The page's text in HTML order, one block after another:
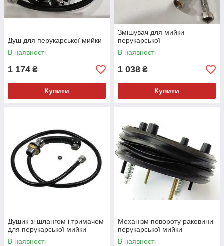
Душ для перукарської мийки
В наявності
1 174 ₴
Купити
Змішувач для мийки
перукарської
В наявності
1 038 ₴
Купити
Душик зі шлангом і тримачем
для перукарської мийки
В наявності
Механізм повороту раковини
перукарської мийки
В наявності